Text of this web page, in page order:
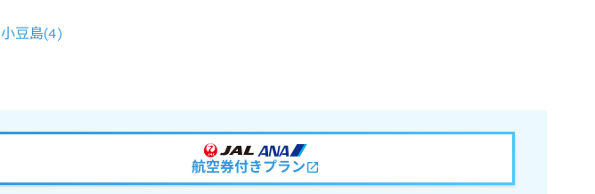
小豆島(4)
航空券付きプラン